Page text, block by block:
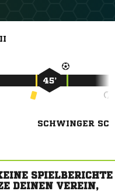
45’
SCHWINGER SC
SPIELBERICHTE
DEINEN VEREIN,